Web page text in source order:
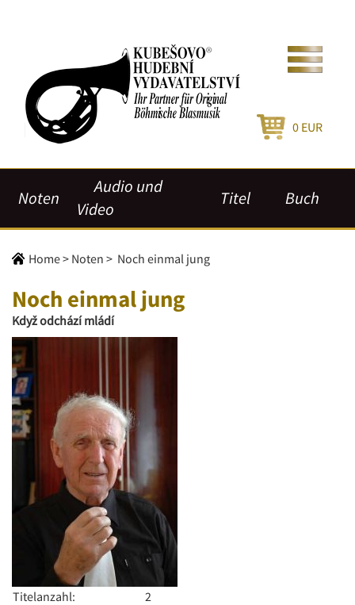
0 EUR
Noten
Audio und
Video
Titel Buch
Home> Noten > Noch einmal jung
Noch einmal jung
Když odchází mládí
Titelanzahl:
2